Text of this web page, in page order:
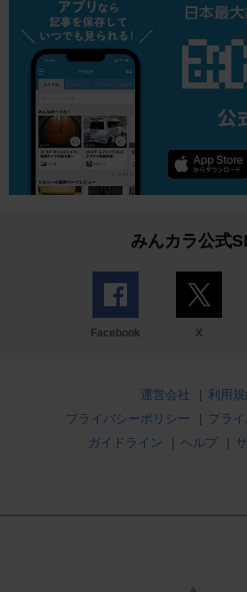
みんカラ公式
Facebook X
運営会社 | 利用規
プライバシーポリシー
| プラ
ガイドライン
| ヘルプ |